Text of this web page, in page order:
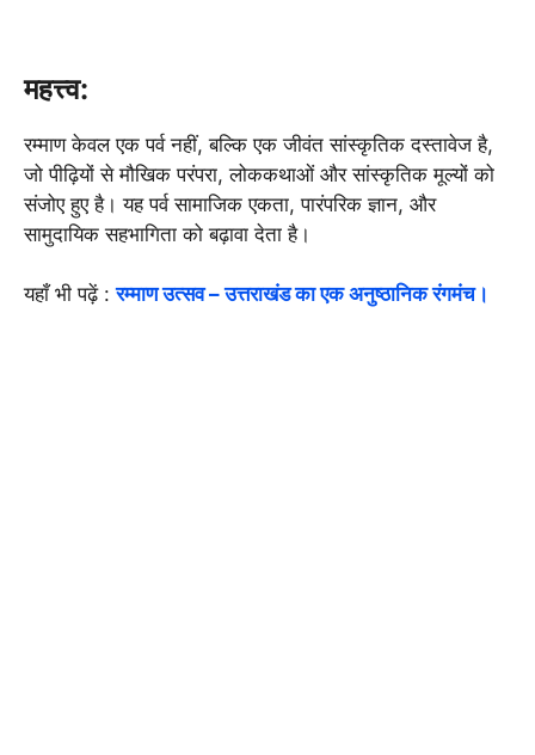
महत्त्व:
रम्माण केवल एक पर्व नहीं, बल्कि एक जीवंत सांस्कृतिक दस्तावेज है,
जो पीढ़ियों से मौखिक परंपरा, लोककथाओं और सांस्कृतिक मूल्यों को
संजोए हुए है। यह पर्व सामाजिक एकता, पारंपरिक ज्ञान, और
सामुदायिक सहभागिता को बढ़ावा देता है।
यहाँ भी पढ़ें :रम्माण उत्सव – उत्तराखंड का एक अनुष्ठानिक रंगमंच।